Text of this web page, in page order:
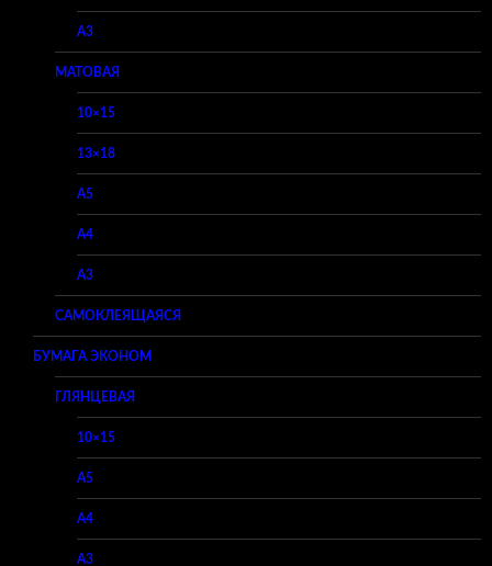
A3
МАТОВАЯ
10×15
13×18
A5
A4
A3
САМОКЛЕЯЩАЯСЯ
БУМАГА ЭКОНОМ
ГЛЯНЦЕВАЯ
10×15
A5
A4
A3